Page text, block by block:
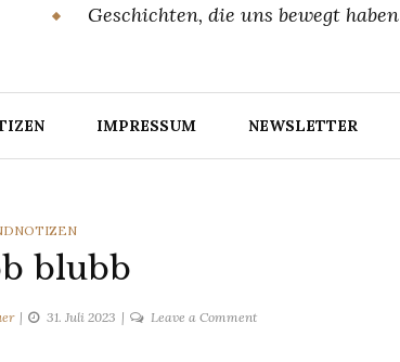
Geschichten, die uns bewegt haben
IMPRESSUM NEWSLETTER
blubb
31. Juli 2023 Leave a Commenton